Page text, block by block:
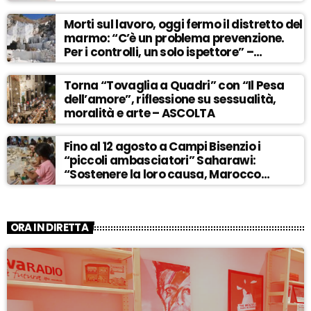
Morti sul lavoro, oggi fermo il distretto del
marmo: “C’è un problema prevenzione.
Per i controlli, un solo ispettore” –
ASCOLTA
Torna “Tovaglia a Quadri” con “Il Pesa
dell’amore”, riflessione su sessualità,
moralità e arte – ASCOLTA
Fino al 12 agosto a Campi Bisenzio i
“piccoli ambasciatori” Saharawi:
“Sostenere la loro causa, Marocco
sempre più invadente” – ASCOLTA
ORA IN DIRETTA